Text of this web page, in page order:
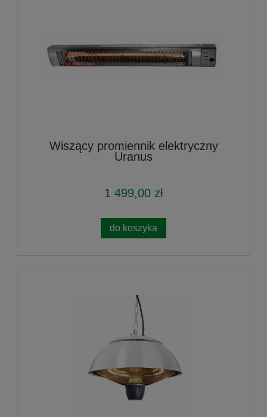
Wiszący promiennik elektryczny
Uranus
1 499,00 zł
do koszyka